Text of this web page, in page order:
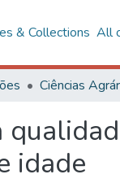
& Collections All
Ciências
idade